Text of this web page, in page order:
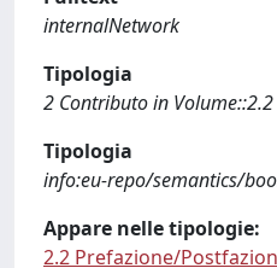
internalNetwork
Tipologia
2 Contributo in
Tipologia
info:eu-repo/semantics/
Appare nelle tipologie:
2.2 Prefazione/